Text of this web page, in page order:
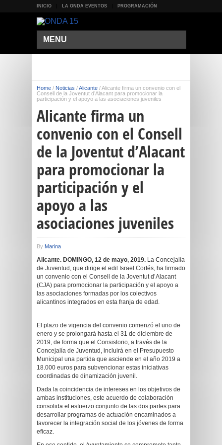
INICIO LA ONDA EVENTOS PROGRAMACIÓN
MENU
Home / Noticias /Alicante /Alicante firma un convenio con el
Consell de la Joventut d’Alacant para promocionar la
participación y el apoyo a las asociaciones juveniles
Alicante firma un
convenio con el Consell
de la Joventut d’Alacant
para promocionar la
participación y el
apoyo a las
asociaciones juveniles
By Marina
Alicante. DOMINGO, 12 de mayo, 2019. La Concejalía
de Juventud, que dirige el edil Israel Cortés, ha firmado
un convenio con el Consell de la Joventut d’Alacant
(CJA) para promocionar la participación y el apoyo a
las asociaciones formadas por los colectivos
alicantinos integrados en esta franja de edad.
El plazo de vigencia del convenio comenzó el uno de
enero y se prolongará hasta el 31 de diciembre de
2019, de forma que el Consistorio, a través de la
Concejalía de Juventud, incluirá en el Presupuesto
Municipal una partida que asciende en el año 2019 a
18.000 euros para subvencionar estas iniciativas
coordinadas de dinamización juvenil.
Dada la coincidencia de intereses en los objetivos de
ambas instituciones, este acuerdo de colaboración
consolida el esfuerzo conjunto de las dos partes para
desarrollar programas de actuación encaminados a
favorecer la integración social de los jóvenes de forma
eficaz.